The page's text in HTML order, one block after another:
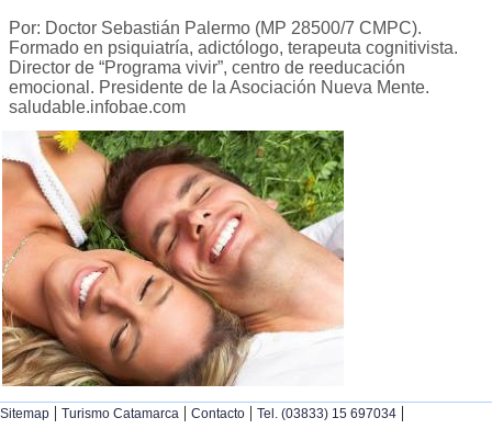
Por: Doctor Sebastián Palermo (MP 28500/7 CMPC).
Formado en psiquiatría, adictólogo, terapeuta cognitivista.
Director de “Programa vivir”, centro de reeducación
emocional. Presidente de la Asociación Nueva Mente.
saludable.infobae.com
Sitemap | Turismo Catamarca | Contacto | Tel. (03833) 15 697034 |